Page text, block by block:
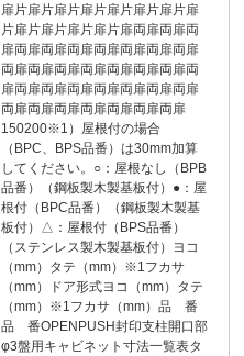
扉片扉片扉片扉片扉片扉片扉片扉
片扉片扉片扉片扉片扉両扉両扉両
扉両扉両扉両扉両扉両扉両扉両扉
両扉両扉両扉両扉両扉両扉両扉両
扉両扉両扉両扉両扉両扉両扉両扉
両扉両扉両扉両扉両扉両扉両扉
150200※1）屋根付の場合
（BPC、BPS品番）は30mm加算
してください。○：屋根なし（BPB
品番）（鋼板製木製基板付）●：屋
根付（BPC品番）（鋼板製木製基
板付）△：屋根付（BPS品番）
（ステンレス製木製基板付）ヨコ
（mm）タテ（mm）※1フカサ
（mm）ドア形式ヨコ（mm）タテ
（mm）※1フカサ（mm）品 番
品 番OPENPUSH封印支柱開口部
φ3盤用キャビネット寸法一覧表タ